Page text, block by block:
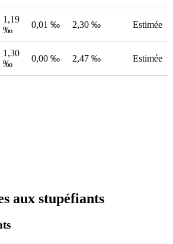
1,19
‰
0,01 ‰ 2,30 ‰ Estimée
1,30
‰
0,00 ‰ 2,47 ‰ Estimée
aux stupéfiants